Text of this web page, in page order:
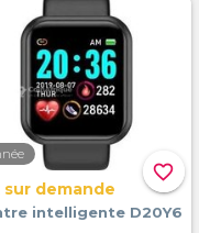
favorite_border
sur demande
intelligente D20Y6